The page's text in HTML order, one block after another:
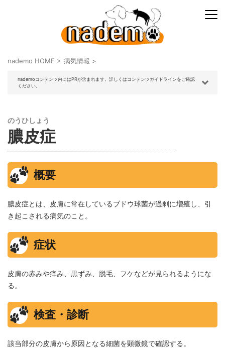
nademo HOME > 病気情報 >
nademoコンテンツ内にはPRが含まれます。詳しくはコンテンツガイドラインをご確認
ください。
のうひしょう
膿皮症
概要
膿皮症とは、皮膚に常在しているブドウ球菌が過剰に増殖し、引
き起こされる病気のこと。
症状
皮膚の赤みや痒み、黒ずみ、脱毛、フケなどが見られるようにな
る。
検査・診断
該当部分の皮膚から原因となる細菌を顕微鏡で確認する。